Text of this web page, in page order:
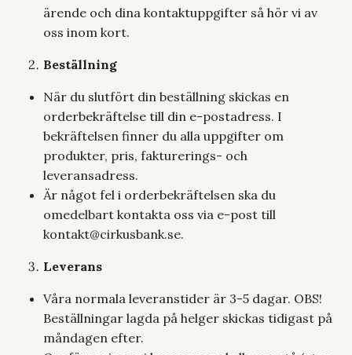
ärende och dina kontaktuppgifter så hör vi av
oss inom kort.
Beställning
När du slutfört din beställning skickas en
orderbekräftelse till din e-postadress. I
bekräftelsen finner du alla uppgifter om
produkter, pris, fakturerings- och
leveransadress.
Är något fel i orderbekräftelsen ska du
omedelbart kontakta oss via e-post till
kontakt@cirkusbank.se.
Leverans
Våra normala leveranstider är 3-5 dagar. OBS!
Beställningar lagda på helger skickas tidigast på
måndagen efter.